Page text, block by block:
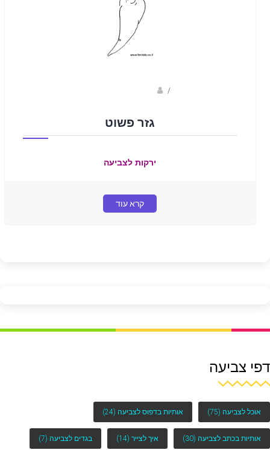
/
גזר פשוט
ירקות לצביעה
קרא עוד
דפי צביעה
אוכל לצביעה (75) אותיות בדפוס לצביעה (24)
אותיות בכתב לצביעה (30) איך לצייר (14) בגדים לצביעה (7)